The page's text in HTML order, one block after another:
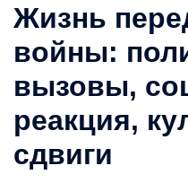
Жизнь
войны:
вызовы,
реакция,
сдвиги